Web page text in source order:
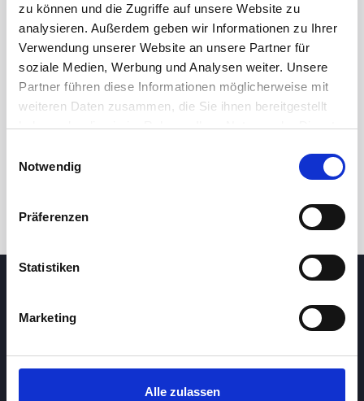
zu können und die Zugriffe auf unsere Website zu
analysieren. Außerdem geben wir Informationen zu Ihrer
Verwendung unserer Website an unsere Partner für
soziale Medien, Werbung und Analysen weiter. Unsere
Partner führen diese Informationen möglicherweise mit
weiteren Daten zusammen, die Sie ihnen bereitgestellt
haben oder die sie im Rahmen Ihrer Nutzung der Dienste
Notwendig
Präferenzen
Statistiken
Marketing
Alle zulassen
24 Std. 1M 3M 1J 5J